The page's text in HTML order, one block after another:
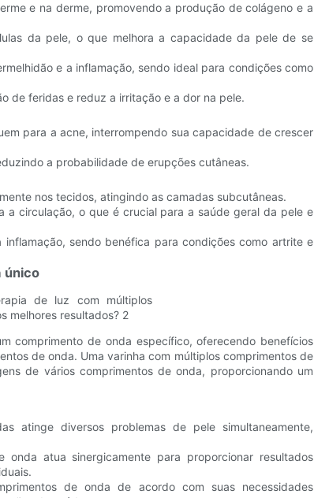
e na derme, promovendo a produção de colágeno e a
da pele, o que melhora a capacidade da pele de se
e a inflamação, sendo ideal para condições como
de feridas e reduz a irritação e a dor na pele.
para a acne, interrompendo sua capacidade de crescer
a probabilidade de erupções cutâneas.
nos tecidos, atingindo as camadas subcutâneas.
a circulação, o que é crucial para a saúde geral da pele e
sendo benéfica para condições como artrite e
único
comprimento de onda específico, oferecendo benefícios
de onda. Uma varinha com múltiplos comprimentos de
de vários comprimentos de onda, proporcionando um
atinge diversos problemas de pele simultaneamente,
atua sinergicamente para proporcionar resultados
de onda de acordo com suas necessidades